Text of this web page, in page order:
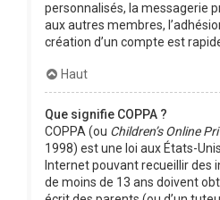
personnalisés, la messagerie
aux autres membres,
création d’un compte est
Haut
Que signifie COPPA ?
COPPA (ou Children’s Online
1998) est une loi aux États-
Internet pouvant recueillir des
de moins de 13 ans doivent